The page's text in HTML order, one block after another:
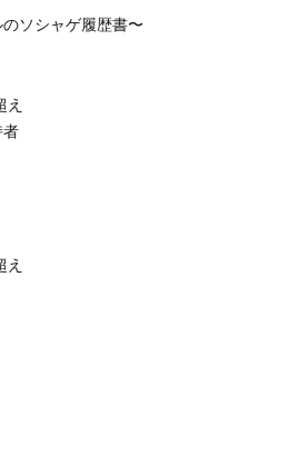
ソシャゲ履歴書〜
え
者
え